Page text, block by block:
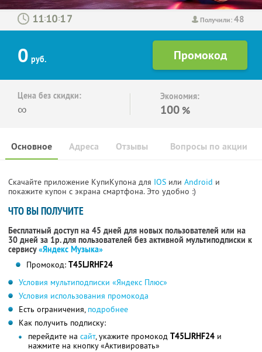
Получили:48
: :
0 руб.
Цена без скидки:
∞
Экономия:
100 %
Основное Отзывы Вопросы по акции
Адреса
Скачайте приложение КупиКупона для IOS или Android и
покажите купон с экрана смартфона. Это удобно :)
ЧТО ВЫ ПОЛУЧИТЕ
Бесплатный доступ на 45 дней для новых пользователей или на
30 дней за 1р. для пользователей без активной мультиподписки к
сервису«Яндекс Музыка»
Промокод: T45LJRHF24
Условия мультиподписки «Яндекс Плюс»
Условия использования промокода
Есть ограничения, подробнее
Как получить подписку:
перейдите на сайт, укажите промокод T45LJRHF24 и
нажмите на кнопку «Активировать»